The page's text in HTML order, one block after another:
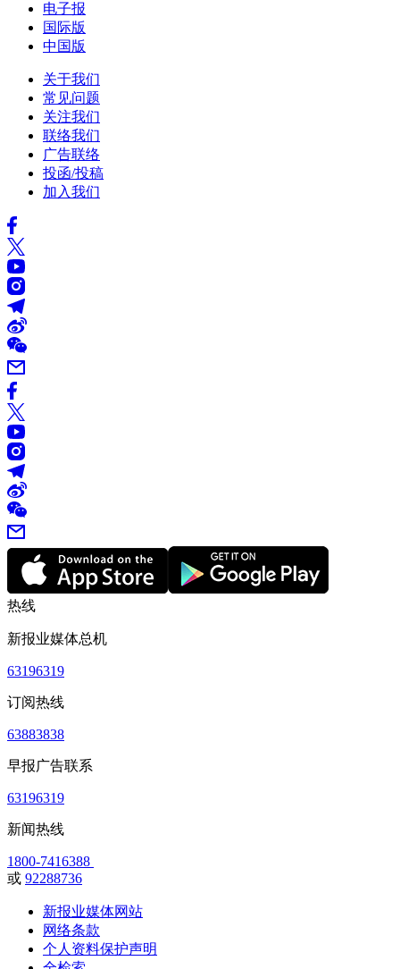
电子报
国际版
中国版
关于我们
常见问题
关注我们
联络我们
广告联络
投函/投稿
加入我们
热线
新报业媒体总机
63196319
订阅热线
63883838
早报广告联系
63196319
新闻热线
1800-7416388
或 92288736
新报业媒体网站
网络条款
个人资料保护声明